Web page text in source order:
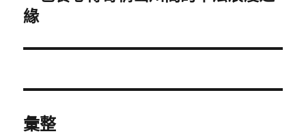
一
文
緣
彙整